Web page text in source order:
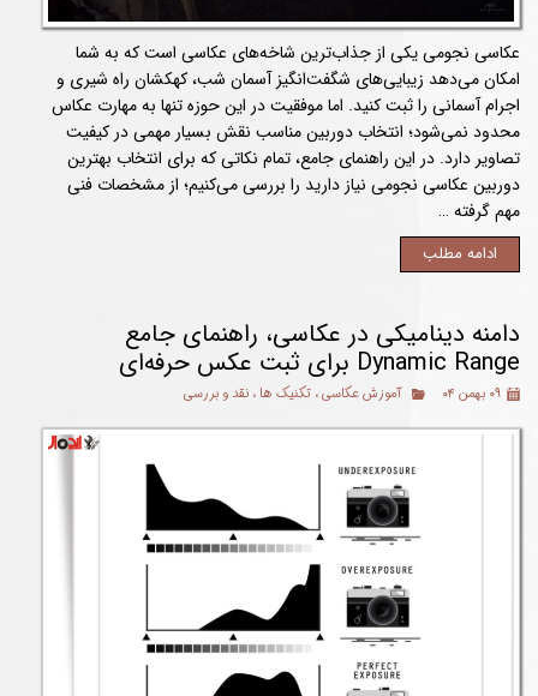
عکاسی نجومی یکی از جذاب‌ترین شاخه‌های عکاسی است که به شما
امکان می‌دهد زیبایی‌های شگفت‌انگیز آسمان شب، کهکشان راه شیری و
اجرام آسمانی را ثبت کنید. اما موفقیت در این حوزه تنها به مهارت عکاس
محدود نمی‌شود؛ انتخاب دوربین مناسب نقش بسیار مهمی در کیفیت
تصاویر دارد. در این راهنمای جامع، تمام نکاتی که برای انتخاب بهترین
دوربین عکاسی نجومی نیاز دارید را بررسی می‌کنیم؛ از مشخصات فنی
مهم گرفته …
ادامه مطلب
دامنه دینامیکی در عکاسی، راهنمای جامع
Dynamic Range برای ثبت عکس حرفه‌ای
۰۹ بهمن ۰۴ آموزش عکاسی، تکنیک ها ، نقد و بررسی